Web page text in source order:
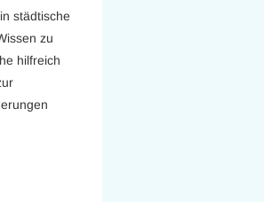
städtische
zu
hilfreich